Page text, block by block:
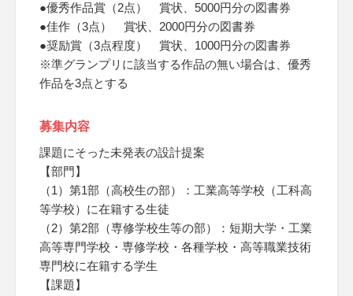
●優秀作品賞（2点） 賞状、5000円分の図書券
●佳作（3点） 賞状、2000円分の図書券
●奨励賞（3点程度） 賞状、1000円分の図書券
※準グランプリに該当する作品の無い場合は、優秀
作品を3点とする
募集内容
課題にそった未発表の設計提案
【部門】
（1）第1部（高校生の部）：工業高等学校（工科高
等学校）に在籍する生徒
（2）第2部（専修学校生等の部）：短期大学・工業
高等専門学校・専修学校・各種学校・高等職業技術
専門校に在籍する学生
【課題】